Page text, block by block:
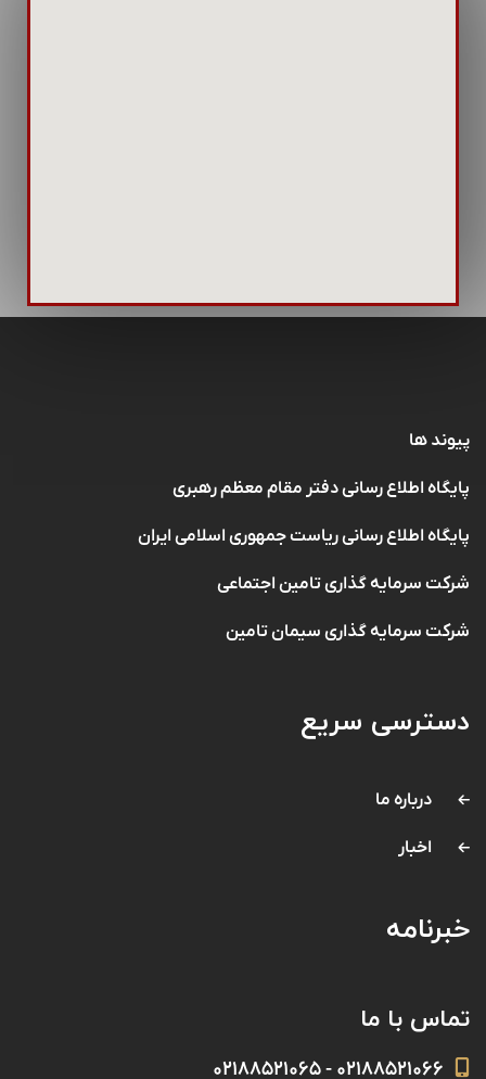
پیوند ها
پایگاه اطلاع رسانی دفتر مقام معظم رهبری
پایگاه اطلاع رسانی ریاست جمهوری اسلامی ایران
شرکت سرمایه گذاری تامین اجتماعی
شرکت سرمایه گذاری سیمان تامین
دسترسی سریع
درباره ما
اخبار
خبرنامه
تماس با ما
۰۲۱۸۸۵۲۱۰۶۶ - ۰۲۱۸۸۵۲۱۰۶۵